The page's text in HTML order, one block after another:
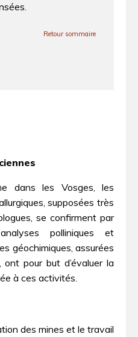
Retour sommaire
dans les Vosges, les
supposées très
se confirment par
polliniques et
géochimiques, assurées
pour but d’évaluer la
à ces activités.
des mines et le travail